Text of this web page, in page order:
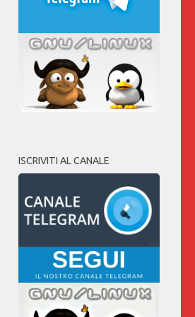
ISCRIVITI AL CANALE